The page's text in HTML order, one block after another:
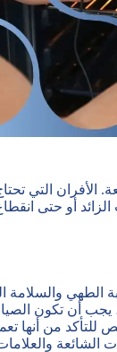
الأفران التي
أو حتى
والسلامة
أن تكون
للتأكد من أنها